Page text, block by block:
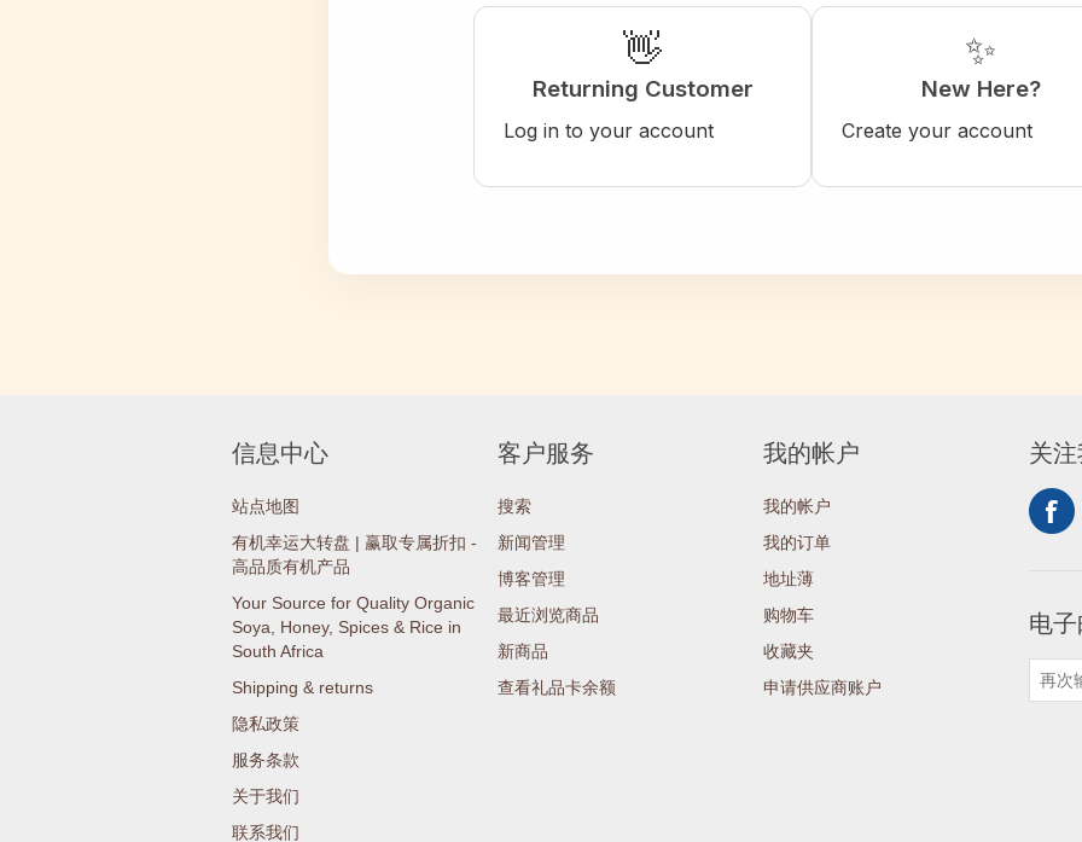
👋
Returning Customer
Log in to your account
✨
New Here?
Create your account
信息中心
站点地图
有机幸运大转盘 | 赢取专属折扣 -
高品质有机产品
Your Source for Quality Organic
Soya, Honey, Spices & Rice in
South Africa
Shipping & returns
隐私政策
服务条款
关于我们
联系我们
客户服务
搜索
新闻管理
博客管理
最近浏览商品
新商品
查看礼品卡余额
我的帐户
我的帐户
我的订单
地址薄
购物车
收藏夹
申请供应商账户
关
电